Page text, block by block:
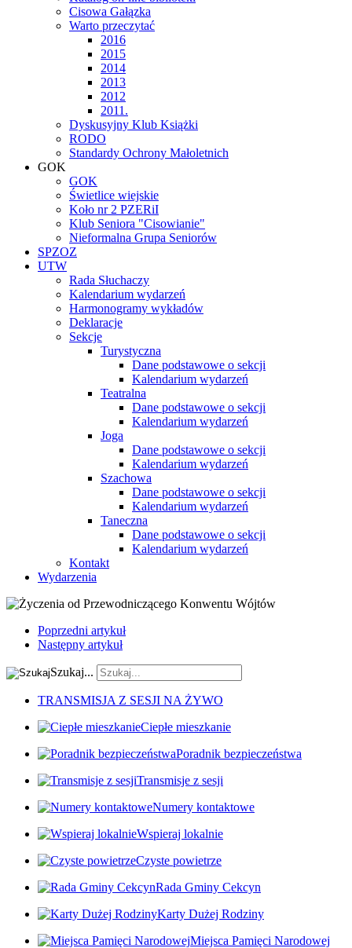
Cisowa Gałązka
Warto przeczytać
2016
2015
2014
2013
2012
2011.
Dyskusyjny Klub Książki
RODO
Standardy Ochrony Małoletnich
GOK
GOK
Świetlice wiejskie
Koło nr 2 PZERiI
Klub Seniora "Cisowianie"
Nieformalna Grupa Seniorów
SPZOZ
UTW
Rada Słuchaczy
Kalendarium wydarzeń
Harmonogramy wykładów
Deklaracje
Sekcje
Turystyczna
Dane podstawowe o sekcji
Kalendarium wydarzeń
Teatralna
Dane podstawowe o sekcji
Kalendarium wydarzeń
Joga
Dane podstawowe o sekcji
Kalendarium wydarzeń
Szachowa
Dane podstawowe o sekcji
Kalendarium wydarzeń
Taneczna
Dane podstawowe o sekcji
Kalendarium wydarzeń
Kontakt
Wydarzenia
Poprzedni artykuł
Następny artykuł
Szukaj...
TRANSMISJA Z SESJI NA ŻYWO
Ciepłe mieszkanie
Poradnik bezpieczeństwa
Transmisje z sesji
Numery kontaktowe
Wspieraj lokalnie
Czyste powietrze
Rada Gminy Cekcyn
Karty Dużej Rodziny
Miejsca Pamięci Narodowej